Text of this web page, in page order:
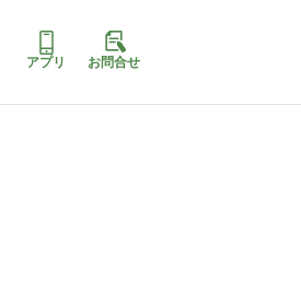
アプリ お問合せ